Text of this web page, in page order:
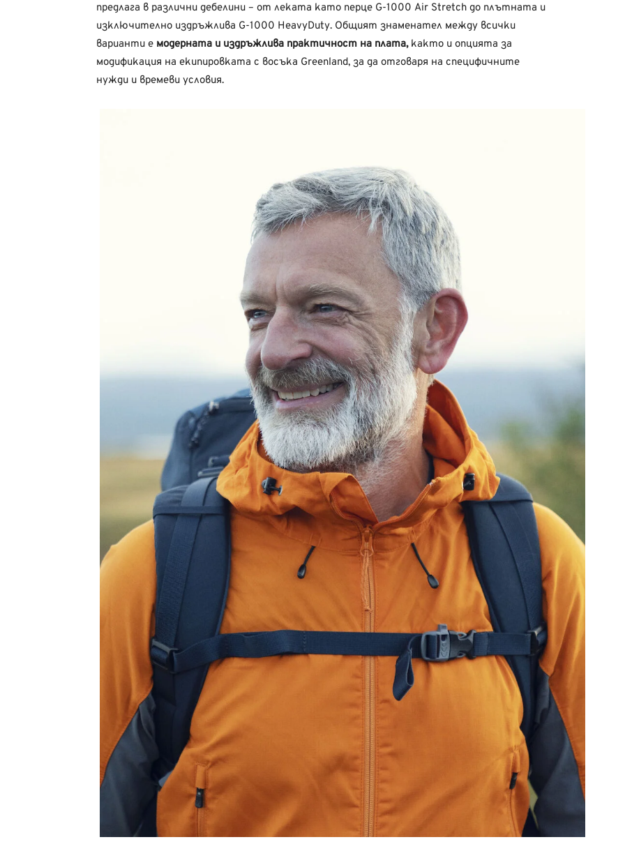
предлага в различни дебелини – от леката като перце G-1000 Air Stretch до плътната и
изключително издръжлива G-1000 HeavyDuty. Общият знаменател между всички
варианти е модерната и издръжлива практичност на плата,както и опцията за
модификация на екипировката с восъка Greenland, за да отговаря на специфичните
нужди и времеви условия.